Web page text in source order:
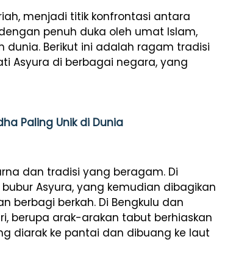
menjadi titik konfrontasi antara
penuh duka oleh umat Islam,
dunia. Berikut ini adalah ragam tradisi
Asyura di berbagai negara, yang
Paling Unik di Dunia
dan tradisi yang beragam. Di
Asyura, yang kemudian dibagikan
berbagi berkah. Di Bengkulu dan
berupa arak-arakan tabut berhiaskan
diarak ke pantai dan dibuang ke laut